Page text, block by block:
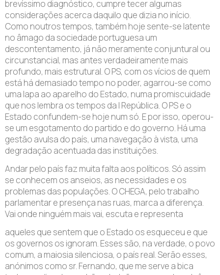
brevíssimo diagnóstico, cumpre tecer algumas
considerações acerca daquilo que dizia no início.
Como noutros tempos, também hoje sente-se latente
no âmago da sociedade portuguesa um
descontentamento, já não meramente conjuntural ou
circunstancial, mas antes verdadeiramente mais
profundo, mais estrutural. O PS, com os vícios de quem
está há demasiado tempo no poder, agarrou-se como
uma lapa ao aparelho do Estado, numa promiscuidade
que nos lembra os tempos da I República. O PS e o
Estado confundem-se hoje num só. E por isso, operou-
se um esgotamento do partido e do governo. Há uma
gestão avulsa do país, uma navegação à vista, uma
degradação acentuada das instituições.
Andar pelo país faz muita falta aos políticos. Só assim
se conhecem os anseios, as necessidades e os
problemas das populações. O CHEGA, pelo trabalho
parlamentar e presença nas ruas, marca a diferença.
Vai onde ninguém mais vai, escuta e representa
aqueles que sentem que o Estado os esqueceu e que
os governos os ignoram. Esses são, na verdade, o povo
comum, a maiosia silenciosa, o país real. Serão esses,
anónimos como sr. Fernando, que me serve a bica